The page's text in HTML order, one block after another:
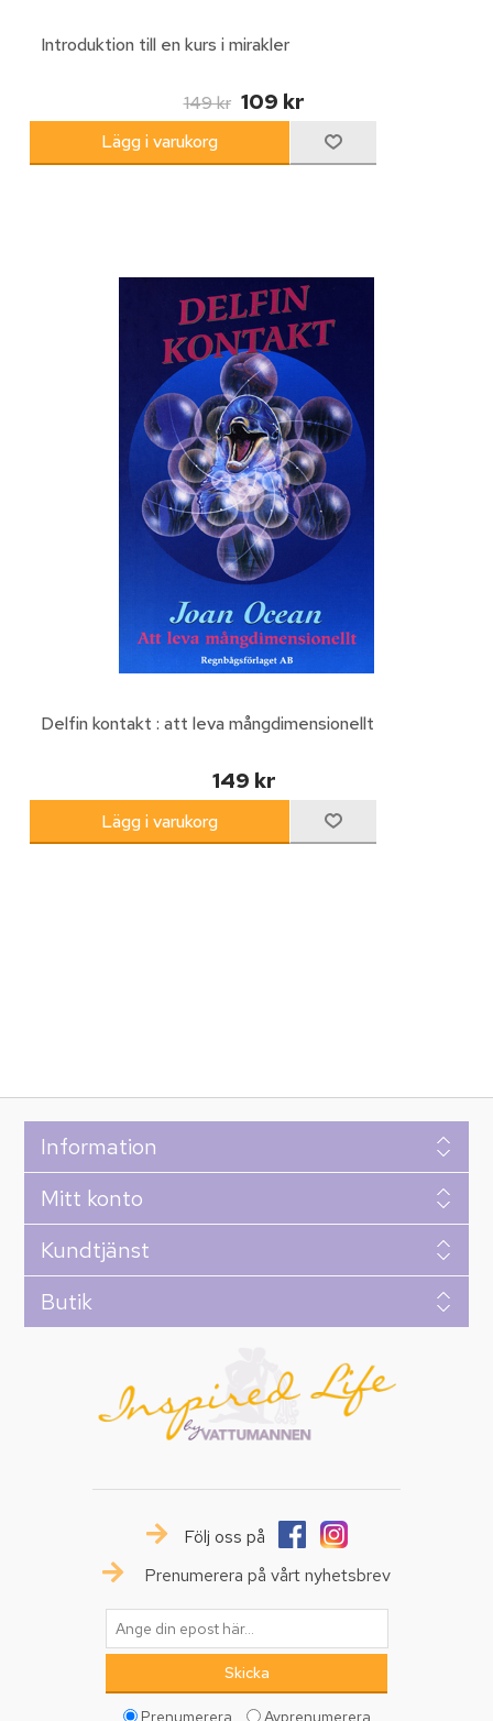
Introduktion till en kurs i mirakler
149 kr 109 kr
Delfin kontakt : att leva mångdimensionellt
149 kr
Information
Mitt konto
Kundtjänst
Butik
Följ oss på
Prenumerera på vårt nyhetsbrev
Prenumerera Avprenumerera